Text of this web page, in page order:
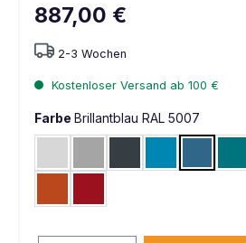
887,00 €
2-3 Wochen
Kostenloser Versand ab 100 €
Farbe Brillantblau RAL 5007